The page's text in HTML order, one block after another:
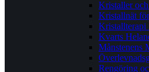
Kristaller
Kristallnät
Kristallterapi
Kvarts
Månstenens
Rengöring